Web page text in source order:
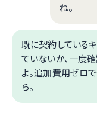
ね。
既に契約している
ていないか、一度
よ。追加費用ゼロ
ら。